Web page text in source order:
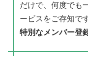
だけで、何度でも
ービスをご存知で
特別なメンバー登